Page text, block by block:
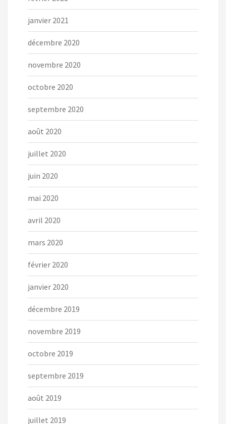
janvier 2021
décembre 2020
novembre 2020
octobre 2020
septembre 2020
août 2020
juillet 2020
juin 2020
mai 2020
avril 2020
mars 2020
février 2020
janvier 2020
décembre 2019
novembre 2019
octobre 2019
septembre 2019
août 2019
juillet 2019